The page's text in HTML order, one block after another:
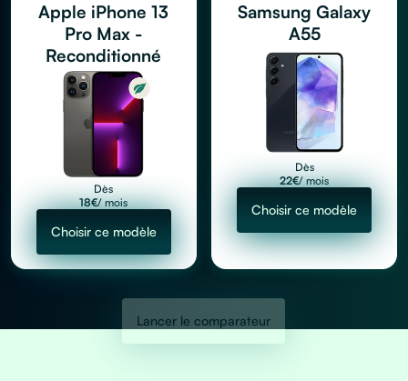
Apple iPhone 13
Pro Max -
Reconditionné
Dès
18€/ mois
Choisir ce modèle
Lancer le comparateur
Samsung Galaxy
A55
Dès
22€/ mois
Choisir ce modèle